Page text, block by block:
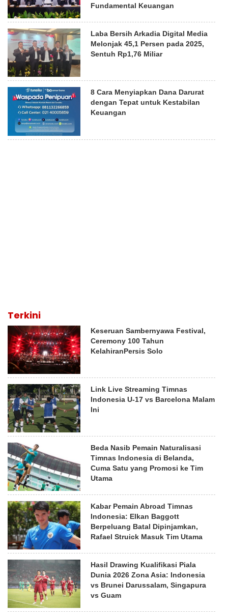
Fundamental Keuangan
Laba Bersih Arkadia Digital Media
Melonjak 45,1 Persen pada 2025,
Sentuh Rp1,76 Miliar
8 Cara Menyiapkan Dana Darurat
dengan Tepat untuk Kestabilan
Keuangan
Terkini
Keseruan Sambernyawa Festival,
Ceremony 100 Tahun
KelahiranPersis Solo
Link Live Streaming Timnas
Indonesia U-17 vs Barcelona Malam
Ini
Beda Nasib Pemain Naturalisasi
Timnas Indonesia di Belanda,
Cuma Satu yang Promosi ke Tim
Utama
Kabar Pemain Abroad Timnas
Indonesia: Elkan Baggott
Berpeluang Batal Dipinjamkan,
Rafael Struick Masuk Tim Utama
Hasil Drawing Kualifikasi Piala
Dunia 2026 Zona Asia: Indonesia
vs Brunei Darussalam, Singapura
vs Guam